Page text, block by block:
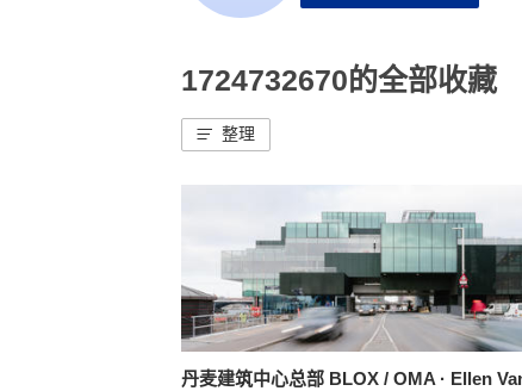
1724732670的全部收藏
整理
丹麦建筑中心总部 BLOX / OMA · Ellen